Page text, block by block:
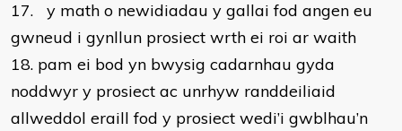
17.
y math o newidiadau y gallai fod angen eu
gwneud i gynllun prosiect wrth ei roi ar waith
18. pam ei bod yn bwysig cadarnhau gyda
noddwyr y prosiect ac unrhyw randdeiliaid
allweddol eraill fod y prosiect wedi’i gwblhau’n